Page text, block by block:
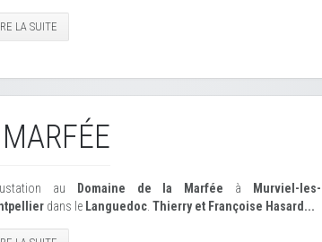
LA SUITE
au Domaine de la Marfée à
Murviel-les-
dans le Languedoc Thierry et Françoise Hasard...